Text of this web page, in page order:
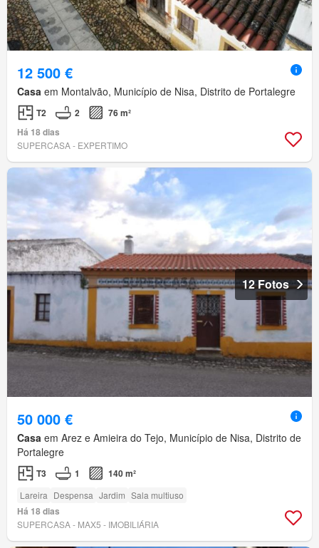
12 500 €
Casa em Montalvão, Município de Nisa, Distrito de Portalegre
T2 2
76 m²
Há 18 dias
SUPERCASA - EXPERTIMO
12 Fotos
50 000 €
Casa em Arez e Amieira do Tejo, Município de Nisa, Distrito de
Portalegre
T3 1 140 m²
Lareira Despensa Jardim Sala multiuso
Há 18 dias
SUPERCASA - MAX5 - IMOBILIÁRIA